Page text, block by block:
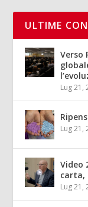
ULTIME
Verso
Lug 21,
Lug 21,
Video
carta,
Lug 21,